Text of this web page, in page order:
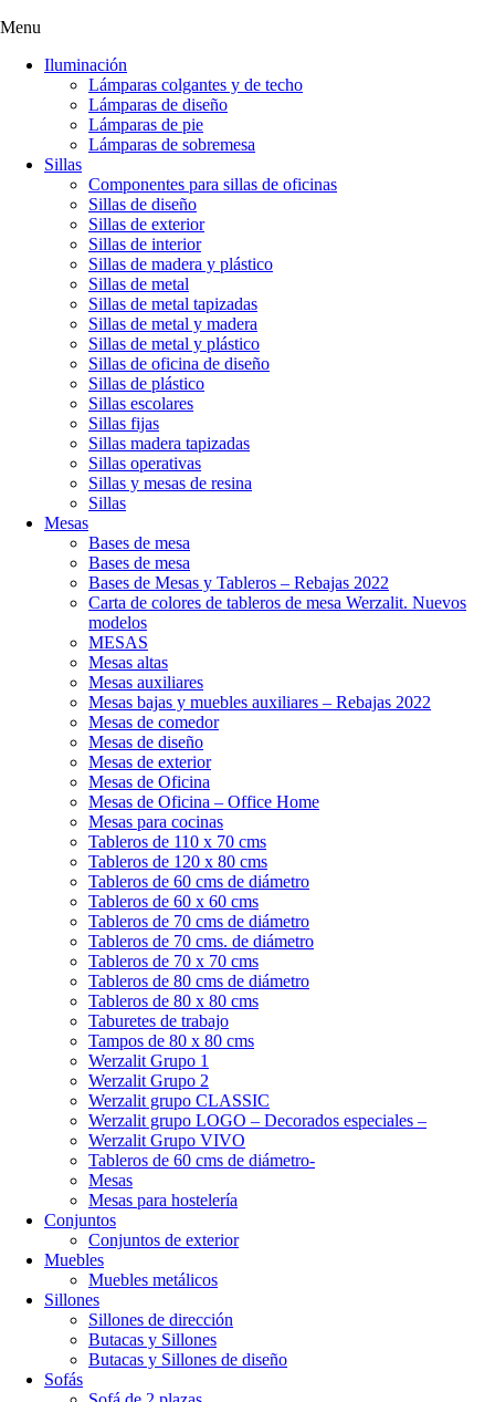
Menu
Iluminación
Lámparas colgantes y de techo
Lámparas de diseño
Lámparas de pie
Lámparas de sobremesa
Sillas
Componentes para sillas de oficinas
Sillas de diseño
Sillas de exterior
Sillas de interior
Sillas de madera y plástico
Sillas de metal
Sillas de metal tapizadas
Sillas de metal y madera
Sillas de metal y plástico
Sillas de oficina de diseño
Sillas de plástico
Sillas escolares
Sillas fijas
Sillas madera tapizadas
Sillas operativas
Sillas y mesas de resina
Sillas
Mesas
Bases de mesa
Bases de mesa
Bases de Mesas y Tableros – Rebajas 2022
Carta de colores de tableros de mesa Werzalit. Nuevos
modelos
MESAS
Mesas altas
Mesas auxiliares
Mesas bajas y muebles auxiliares – Rebajas 2022
Mesas de comedor
Mesas de diseño
Mesas de exterior
Mesas de Oficina
Mesas de Oficina – Office Home
Mesas para cocinas
Tableros de 110 x 70 cms
Tableros de 120 x 80 cms
Tableros de 60 cms de diámetro
Tableros de 60 x 60 cms
Tableros de 70 cms de diámetro
Tableros de 70 cms. de diámetro
Tableros de 70 x 70 cms
Tableros de 80 cms de diámetro
Tableros de 80 x 80 cms
Taburetes de trabajo
Tampos de 80 x 80 cms
Werzalit Grupo 1
Werzalit Grupo 2
Werzalit grupo CLASSIC
Werzalit grupo LOGO – Decorados especiales –
Werzalit Grupo VIVO
Tableros de 60 cms de diámetro-
Mesas
Mesas para hostelería
Conjuntos
Conjuntos de exterior
Muebles
Muebles metálicos
Sillones
Sillones de dirección
Butacas y Sillones
Butacas y Sillones de diseño
Sofás